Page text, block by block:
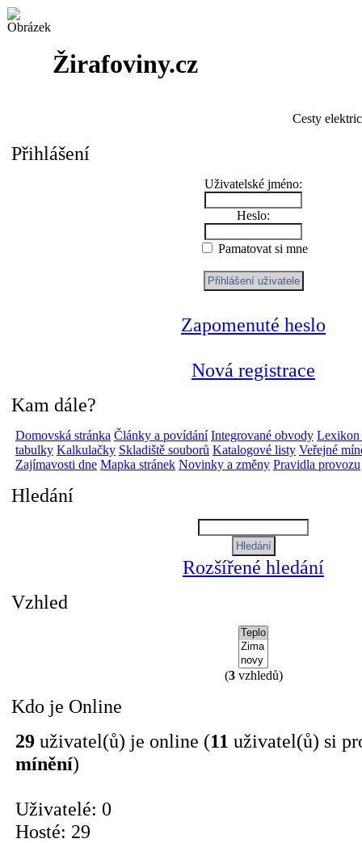
Žirafoviny.cz
Cesty
Přihlášení
Uživatelské jméno:
Heslo:
Pamatovat si mne
Zapomenuté heslo
Nová registrace
Kam dále?
Domovská stránka Články a povídání Integrované obvody Lexikon
tabulky Kalkulačky Skladiště souborů Katalogové listy Veřejné
Zajímavosti dne Mapka stránek Novinky a změny Pravidla provozu
Hledání
Rozšířené hledání
Vzhled
(3vzhledů)
Kdo je Online
29 uživatel(ů) je online (11 uživatel(ů) si
mínění)
Uživatelé: 0
Hosté: 29